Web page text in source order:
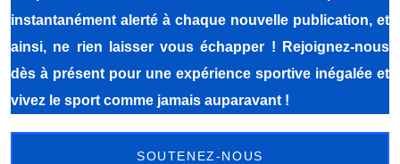
instantanément alerté à chaque nouvelle publication, et
ainsi, ne rien laisser vous échapper ! Rejoignez-nous
dès à présent pour une expérience sportive inégalée et
vivez le sport comme jamais auparavant !
SOUTENEZ-NOUS